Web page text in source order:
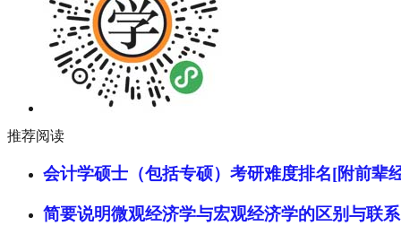
推荐阅读
会计学硕士（包括专硕）考研难度排名[附前辈
简要说明微观经济学与宏观经济学的区别与联系